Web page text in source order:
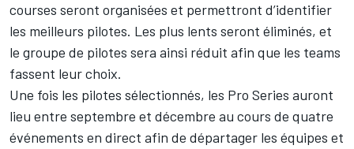
courses seront organisées et permettront d’identifier
les meilleurs pilotes. Les plus lents seront éliminés, et
le groupe de pilotes sera ainsi réduit afin que les teams
fassent leur choix.
Une fois les pilotes sélectionnés, les Pro Series auront
lieu entre septembre et décembre au cours de quatre
événements en direct afin de départager les équipes et